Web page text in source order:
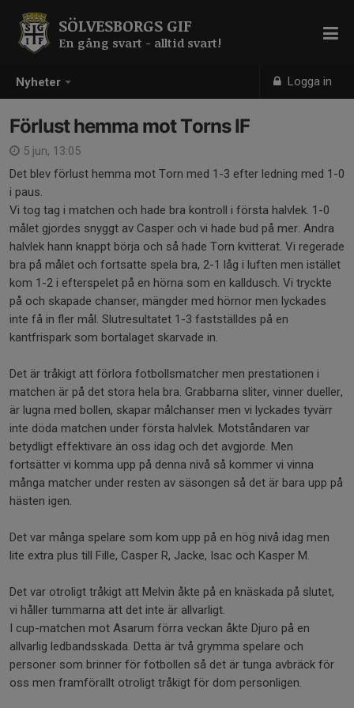
Nyheter Logga in
SÖLVESBORGS GIF
En gång svart - alltid svart!
Förlust hemma mot Torns IF
5 jun, 13:05
Det blev förlust hemma mot Torn med 1-3 efter ledning med 1-0
i paus.
Vi tog tag i matchen och hade bra kontroll i första halvlek. 1-0
målet gjordes snyggt av Casper och vi hade bud på mer. Andra
halvlek hann knappt börja och så hade Torn kvitterat. Vi regerade
bra på målet och fortsatte spela bra, 2-1 låg i luften men istället
kom 1-2 i efterspelet på en hörna som en kalldusch. Vi tryckte
på och skapade chanser, mängder med hörnor men lyckades
inte få in fler mål. Slutresultatet 1-3 fastställdes på en
kantfrispark som bortalaget skarvade in.
Det är tråkigt att förlora fotbollsmatcher men prestationen i
matchen är på det stora hela bra. Grabbarna sliter, vinner dueller,
är lugna med bollen, skapar målchanser men vi lyckades tyvärr
inte döda matchen under första halvlek. Motståndaren var
betydligt effektivare än oss idag och det avgjorde. Men
fortsätter vi komma upp på denna nivå så kommer vi vinna
många matcher under resten av säsongen så det är bara upp på
hästen igen.
Det var många spelare som kom upp på en hög nivå idag men
lite extra plus till Fille, Casper R, Jacke, Isac och Kasper M.
Det var otroligt tråkigt att Melvin åkte på en knäskada på slutet,
vi håller tummarna att det inte är allvarligt.
I cup-matchen mot Asarum förra veckan åkte Djuro på en
allvarlig ledbandsskada. Detta är två grymma spelare och
personer som brinner för fotbollen så det är tunga avbräck för
oss men framförallt otroligt tråkigt för dom personligen.